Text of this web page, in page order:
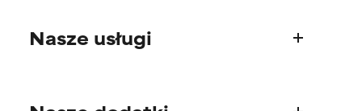
Nasza historia
Nasze usługi